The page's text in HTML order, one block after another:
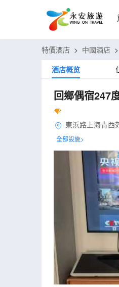
特價酒店 > 中國酒店 >
酒店概览
回鄉偶宿247
東浜路上海青西
全部設施>